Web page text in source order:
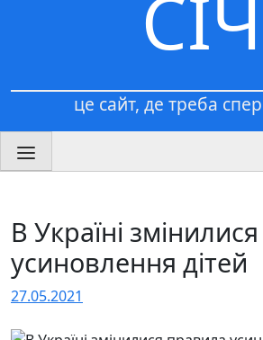
СІЧ
це сайт, де треба
В Україні
усиновлення дітей
27.05.2021